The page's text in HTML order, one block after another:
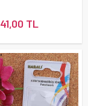
41,00 TL